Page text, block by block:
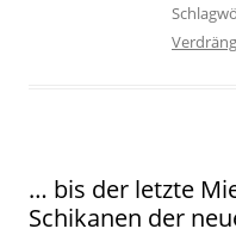
… bis der letzte
Schikanen der